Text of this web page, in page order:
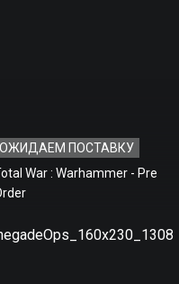
ОЖИДАЕМ ПОСТАВКУ
War : Warhammer - Pre